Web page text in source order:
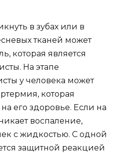
в зубах или в
тканей может
которая является
На этапе
у человека может
которая
его здоровье. Если на
воспаление,
с жидкостью. С одной
защитной реакцией